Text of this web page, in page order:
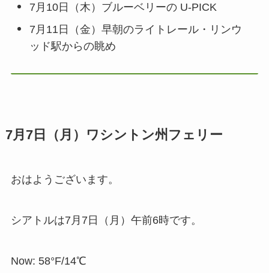
7月10日（木）ブルーベリーの U-PICK
7月11日（金）早朝のライトレール・リンウ
ッド駅からの眺め
7月7日（月）ワシントン州フェリー
おはようございます。
シアトルは7月7日（月）午前6時です。
Now: 58°F/14℃